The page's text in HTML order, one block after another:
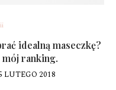
idealną maseczkę?
ranking.
LUTEGO 2018